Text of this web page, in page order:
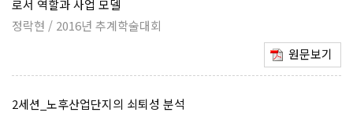
로서 역할과 사업 모델
정락현 / 2016년 추계학술대회
원문보기
2세션_노후산업단지의 쇠퇴성 분석